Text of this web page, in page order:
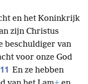
en het Koninkrijk
zijn Christus
beschuldiger van
voor onze God
11 En ze hebben